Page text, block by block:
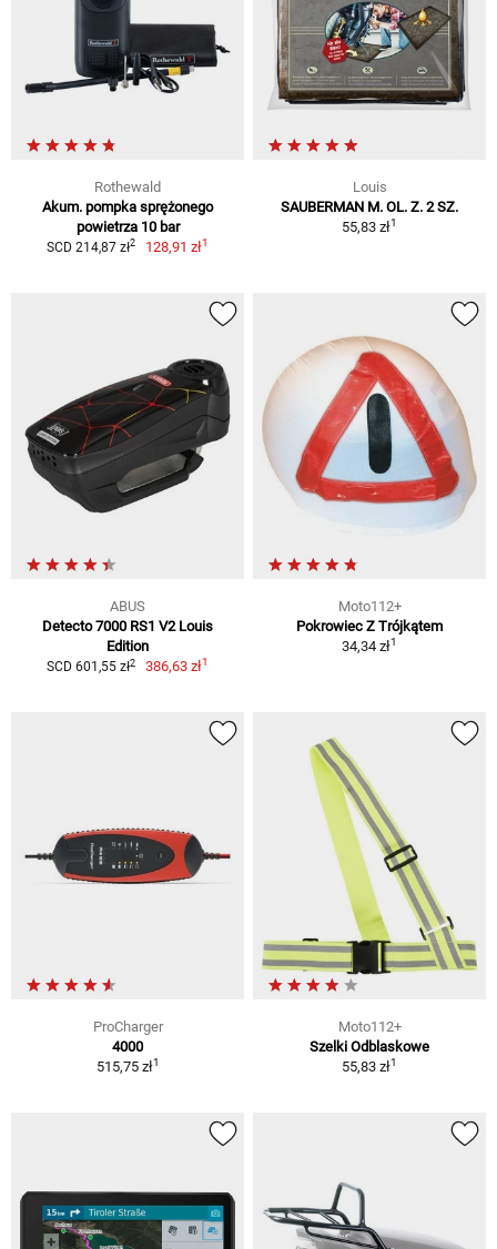
Rothewald
Akum. pompka sprężonego
powietrza 10 bar
SCD 214,87 zł2 128,91 zł1
Louis
SAUBERMAN M. OL. Z. 2 SZ.
55,83 zł1
ABUS
Detecto 7000 RS1 V2 Louis
Edition
SCD 601,55 zł2 386,63 zł1
Moto112+
Pokrowiec Z Trójkątem
34,34 zł1
ProCharger
4000
515,75 zł1
Moto112+
Szelki Odblaskowe
55,83 zł1